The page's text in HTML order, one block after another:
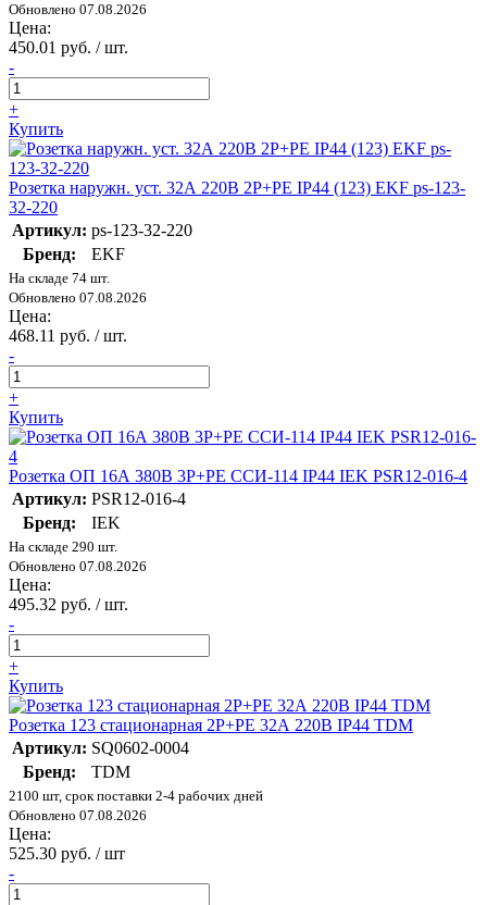
Обновлено 07.08.2026
Цена:
450.01 руб. / шт.
-
+
Купить
Розетка наружн. уст. 32А 220В 2P+РЕ IP44 (123) EKF ps-123-
32-220
Артикул: ps-123-32-220
Бренд:
EKF
На складе 74 шт.
Обновлено 07.08.2026
Цена:
468.11 руб. / шт.
-
+
Купить
Розетка ОП 16А 380В 3P+PЕ ССИ-114 IP44 IEK PSR12-016-4
Артикул: PSR12-016-4
Бренд:
IEK
На складе 290 шт.
Обновлено 07.08.2026
Цена:
495.32 руб. / шт.
-
+
Купить
Розетка 123 стационарная 2Р+РЕ 32А 220В IP44 TDM
Артикул: SQ0602-0004
Бренд:
TDM
2100 шт, срок поставки 2-4 рабочих дней
Обновлено 07.08.2026
Цена:
525.30 руб. / шт
-